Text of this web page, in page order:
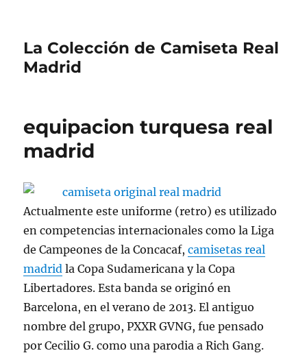
La Colección de Camiseta Real
Madrid
equipacion turquesa real
madrid
Actualmente este uniforme (retro) es utilizado
en competencias internacionales como la Liga
de Campeones de la Concacaf,camisetas real
madrid la Copa Sudamericana y la Copa
Libertadores. Esta banda se originó en
Barcelona, en el verano de 2013. El antiguo
nombre del grupo, PXXR GVNG, fue pensado
por Cecilio G. como una parodia a Rich Gang.